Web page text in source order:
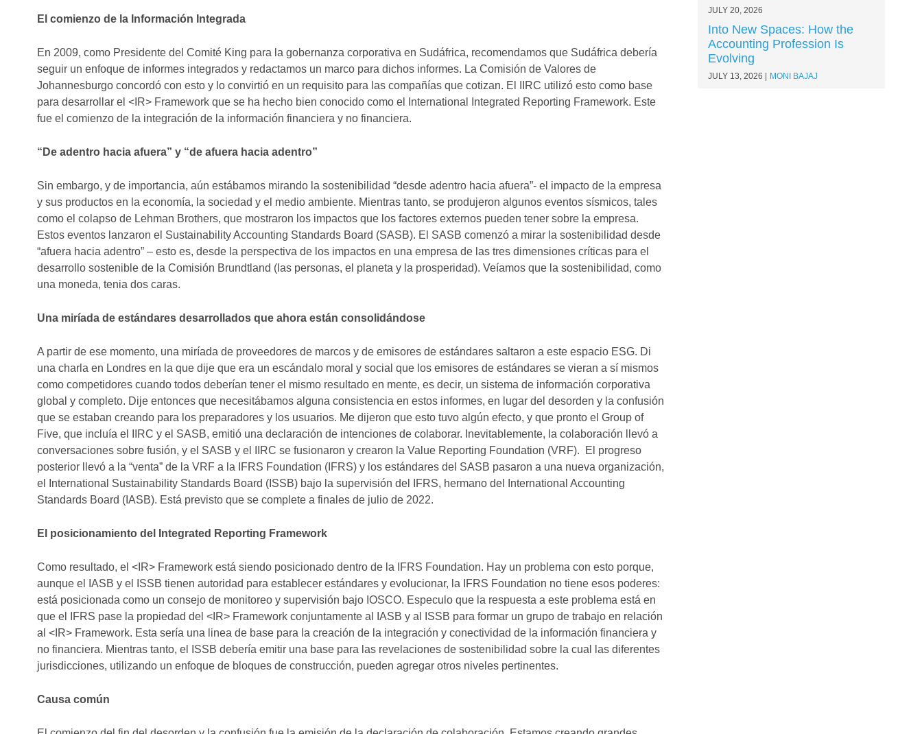
El comienzo de la Información Integrada
En 2009, como Presidente del Comité King para la gobernanza corporativa en Sudáfrica, recomendamos que Sudáfrica debería
seguir un enfoque de informes integrados y redactamos un marco para dichos informes. La Comisión de Valores de
Johannesburgo concordó con esto y lo convirtió en un requisito para las compañías que cotizan. El IIRC utilizó esto como base
para desarrollar el <IR> Framework que se ha hecho bien conocido como el International Integrated Reporting Framework. Este
fue el comienzo de la integración de la información financiera y no financiera.
“De adentro hacia afuera” y “de afuera hacia adentro”
Sin embargo, y de importancia, aún estábamos mirando la sostenibilidad “desde adentro hacia afuera”- el impacto de la empresa
y sus productos en la economía, la sociedad y el medio ambiente. Mientras tanto, se produjeron algunos eventos sísmicos, tales
como el colapso de Lehman Brothers, que mostraron los impactos que los factores externos pueden tener sobre la empresa.
Estos eventos lanzaron el Sustainability Accounting Standards Board (SASB). El SASB comenzó a mirar la sostenibilidad desde
“afuera hacia adentro” – esto es, desde la perspectiva de los impactos en una empresa de las tres dimensiones críticas para el
desarrollo sostenible de la Comisión Brundtland (las personas, el planeta y la prosperidad). Veíamos que la sostenibilidad, como
una moneda, tenia dos caras.
Una miríada de estándares desarrollados que ahora están consolidándose
A partir de ese momento, una miríada de proveedores de marcos y de emisores de estándares saltaron a este espacio ESG. Di
una charla en Londres en la que dije que era un escándalo moral y social que los emisores de estándares se vieran a sí mismos
como competidores cuando todos deberían tener el mismo resultado en mente, es decir, un sistema de información corporativa
global y completo. Dije entonces que necesitábamos alguna consistencia en estos informes, en lugar del desorden y la confusión
que se estaban creando para los preparadores y los usuarios. Me dijeron que esto tuvo algún efecto, y que pronto el Group of
Five, que incluía el IIRC y el SASB, emitió una declaración de intenciones de colaborar. Inevitablemente, la colaboración llevó a
conversaciones sobre fusión, y el SASB y el IIRC se fusionaron y crearon la Value Reporting Foundation (VRF). El progreso
posterior llevó a la “venta” de la VRF a la IFRS Foundation (IFRS) y los estándares del SASB pasaron a una nueva organización,
el International Sustainability Standards Board (ISSB) bajo la supervisión del IFRS, hermano del International Accounting
Standards Board (IASB). Está previsto que se complete a finales de julio de 2022.
El posicionamiento del Integrated Reporting Framework
Como resultado, el <IR> Framework está siendo posicionado dentro de la IFRS Foundation. Hay un problema con esto porque,
aunque el IASB y el ISSB tienen autoridad para establecer estándares y evolucionar, la IFRS Foundation no tiene esos poderes:
está posicionada como un consejo de monitoreo y supervisión bajo IOSCO. Especulo que la respuesta a este problema está en
que el IFRS pase la propiedad del <IR> Framework conjuntamente al IASB y al ISSB para formar un grupo de trabajo en relación
al <IR> Framework. Esta sería una linea de base para la creación de la integración y conectividad de la información financiera y
no financiera. Mientras tanto, el ISSB debería emitir una base para las revelaciones de sostenibilidad sobre la cual las diferentes
jurisdicciones, utilizando un enfoque de bloques de construcción, pueden agregar otros niveles pertinentes.
Causa común
JULY 20, 2026
Into New Spaces: How the
Accounting Profession Is
Evolving
JULY 13, 2026 MONI BAJAJ